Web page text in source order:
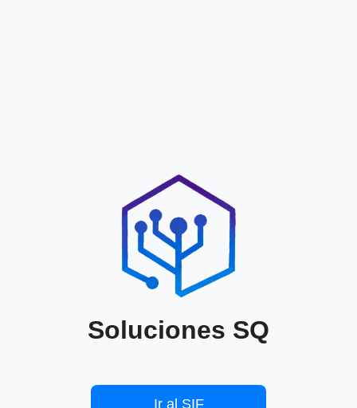
Soluciones SQ
Ir al SIF